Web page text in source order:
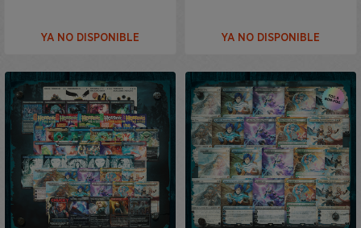
YA NO DISPONIBLE YA NO DISPONIBLE